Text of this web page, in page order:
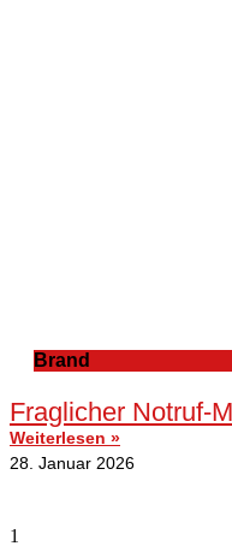
Brand
Fraglicher Notruf-
Weiterlesen »
28. Januar 2026